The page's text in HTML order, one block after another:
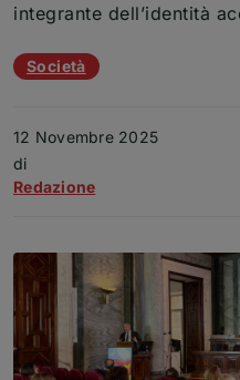
integrante dell’identità
Società
12 Novembre 2025
Articolo
di
Redazione